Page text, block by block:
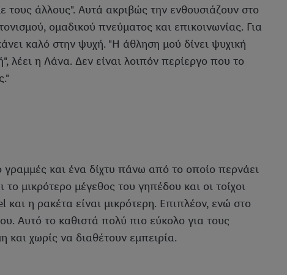
άλλους". Αυτά ακριβώς την ενθουσιάζουν στο
ομαδικού πνεύματος και επικοινωνίας. Για
καλό στην ψυχή. "Η άθληση μού δίνει ψυχική
η Λάνα. Δεν είναι λοιπόν περίεργο που το
και ένα δίχτυ πάνω από το οποίο περνάει
μικρότερο μέγεθος του γηπέδου και οι τοίχοι
η ρακέτα είναι μικρότερη. Επιπλέον, ενώ στο
Αυτό το καθιστά πολύ πιο εύκολο για τους
χωρίς να διαθέτουν εμπειρία.